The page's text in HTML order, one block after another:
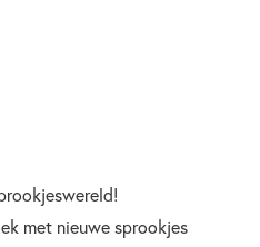
met nieuwe sprookjes